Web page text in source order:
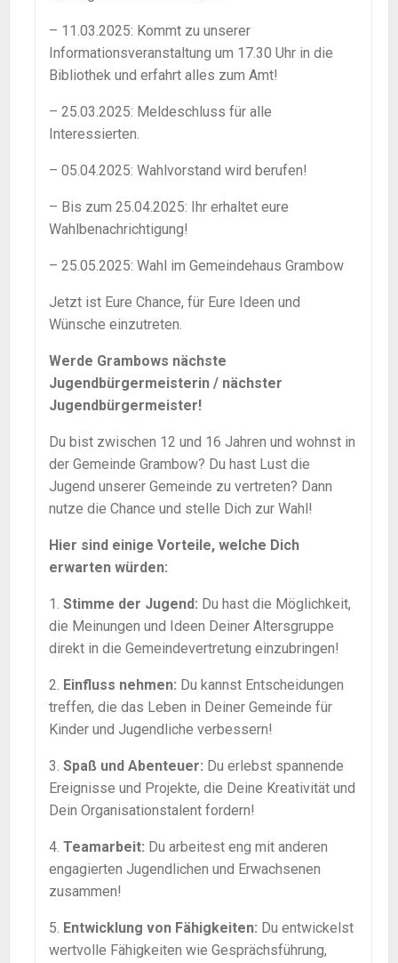
– 11.03.2025: Kommt zu unserer
Informationsveranstaltung um 17.30 Uhr in die
Bibliothek und erfahrt alles zum Amt!
– 25.03.2025: Meldeschluss für alle
Interessierten.
– 05.04.2025: Wahlvorstand wird berufen!
– Bis zum 25.04.2025: Ihr erhaltet eure
Wahlbenachrichtigung!
– 25.05.2025: Wahl im Gemeindehaus Grambow
Jetzt ist Eure Chance, für Eure Ideen und
Wünsche einzutreten.
Werde Grambows nächste
Jugendbürgermeisterin / nächster
Jugendbürgermeister!
Du bist zwischen 12 und 16 Jahren und wohnst in
der Gemeinde Grambow? Du hast Lust die
Jugend unserer Gemeinde zu vertreten? Dann
nutze die Chance und stelle Dich zur Wahl!
Hier sind einige Vorteile, welche Dich
erwarten würden:
1. Stimme der Jugend: Du hast die Möglichkeit,
die Meinungen und Ideen Deiner Altersgruppe
direkt in die Gemeindevertretung einzubringen!
2. Einfluss nehmen: Du kannst Entscheidungen
treffen, die das Leben in Deiner Gemeinde für
Kinder und Jugendliche verbessern!
3. Spaß und Abenteuer: Du erlebst spannende
Ereignisse und Projekte, die Deine Kreativität und
Dein Organisationstalent fordern!
4. Teamarbeit: Du arbeitest eng mit anderen
engagierten Jugendlichen und Erwachsenen
zusammen!
5. Entwicklung von Fähigkeiten: Du entwickelst
wertvolle Fähigkeiten wie Gesprächsführung,